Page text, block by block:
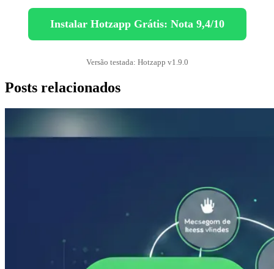
Instalar Hotzapp Grátis: Nota 9,4/10
Versão testada: Hotzapp v1.9.0
Posts relacionados